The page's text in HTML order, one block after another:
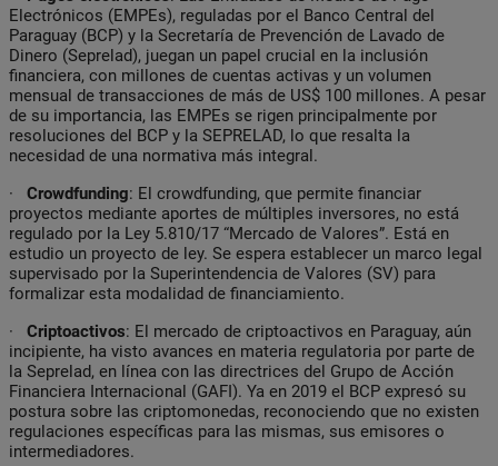
Electrónicos (EMPEs), reguladas por el Banco Central del
Paraguay (BCP) y la Secretaría de Prevención de Lavado de
Dinero (Seprelad), juegan un papel crucial en la inclusión
financiera, con millones de cuentas activas y un volumen
mensual de transacciones de más de US$ 100 millones. A pesar
de su importancia, las EMPEs se rigen principalmente por
resoluciones del BCP y la SEPRELAD, lo que resalta la
necesidad de una normativa más integral.
· Crowdfunding: El crowdfunding, que permite financiar
proyectos mediante aportes de múltiples inversores, no está
regulado por la Ley 5.810/17 “Mercado de Valores”. Está en
estudio un proyecto de ley. Se espera establecer un marco legal
supervisado por la Superintendencia de Valores (SV) para
formalizar esta modalidad de financiamiento.
· Criptoactivos: El mercado de criptoactivos en Paraguay, aún
incipiente, ha visto avances en materia regulatoria por parte de
la Seprelad, en línea con las directrices del Grupo de Acción
Financiera Internacional (GAFI). Ya en 2019 el BCP expresó su
postura sobre las criptomonedas, reconociendo que no existen
regulaciones específicas para las mismas, sus emisores o
intermediadores.